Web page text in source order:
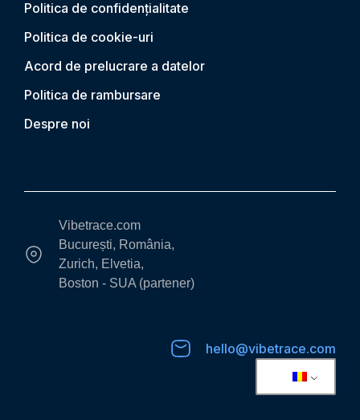
Politica de confidențialitate
Politica de cookie-uri
Acord de prelucrare a datelor
Politica de rambursare
Despre noi
Vibetrace.com
București, România,
Zurich, Elvetia,
Boston - SUA (partener)
hello@vibetrace.com